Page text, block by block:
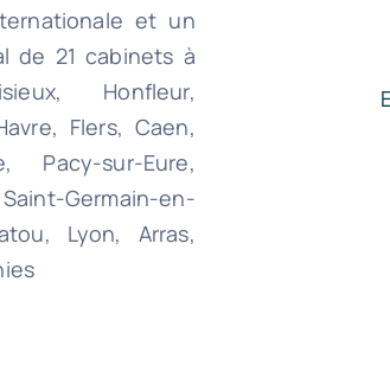
et un
de 21 cabinets à
Honfleur,
Flers, Caen,
Pacy-sur-Eure,
Germain-en-
Lyon, Arras,